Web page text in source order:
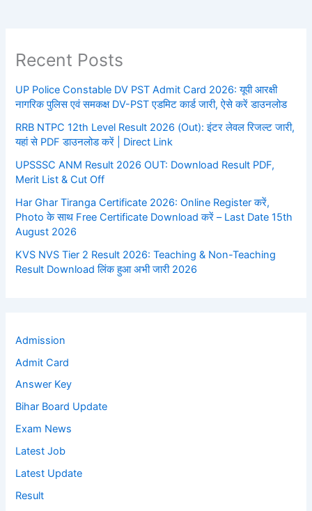
Recent Posts
UP Police Constable DV PST Admit Card 2026: यूपी आरक्षी
नागरिक पुलिस एवं समकक्ष DV-PST एडमिट कार्ड जारी, ऐसे करें डाउनलोड
RRB NTPC 12th Level Result 2026 (Out): इंटर लेवल रिजल्ट जारी,
यहां से PDF डाउनलोड करें | Direct Link
UPSSSC ANM Result 2026 OUT: Download Result PDF,
Merit List & Cut Off
Har Ghar Tiranga Certificate 2026: Online Register करें,
Photo के साथ Free Certificate Download करें – Last Date 15th
August 2026
KVS NVS Tier 2 Result 2026: Teaching & Non-Teaching
Result Download लिंक हुआ अभी जारी 2026
Admission
Admit Card
Answer Key
Bihar Board Update
Exam News
Latest Job
Latest Update
Result